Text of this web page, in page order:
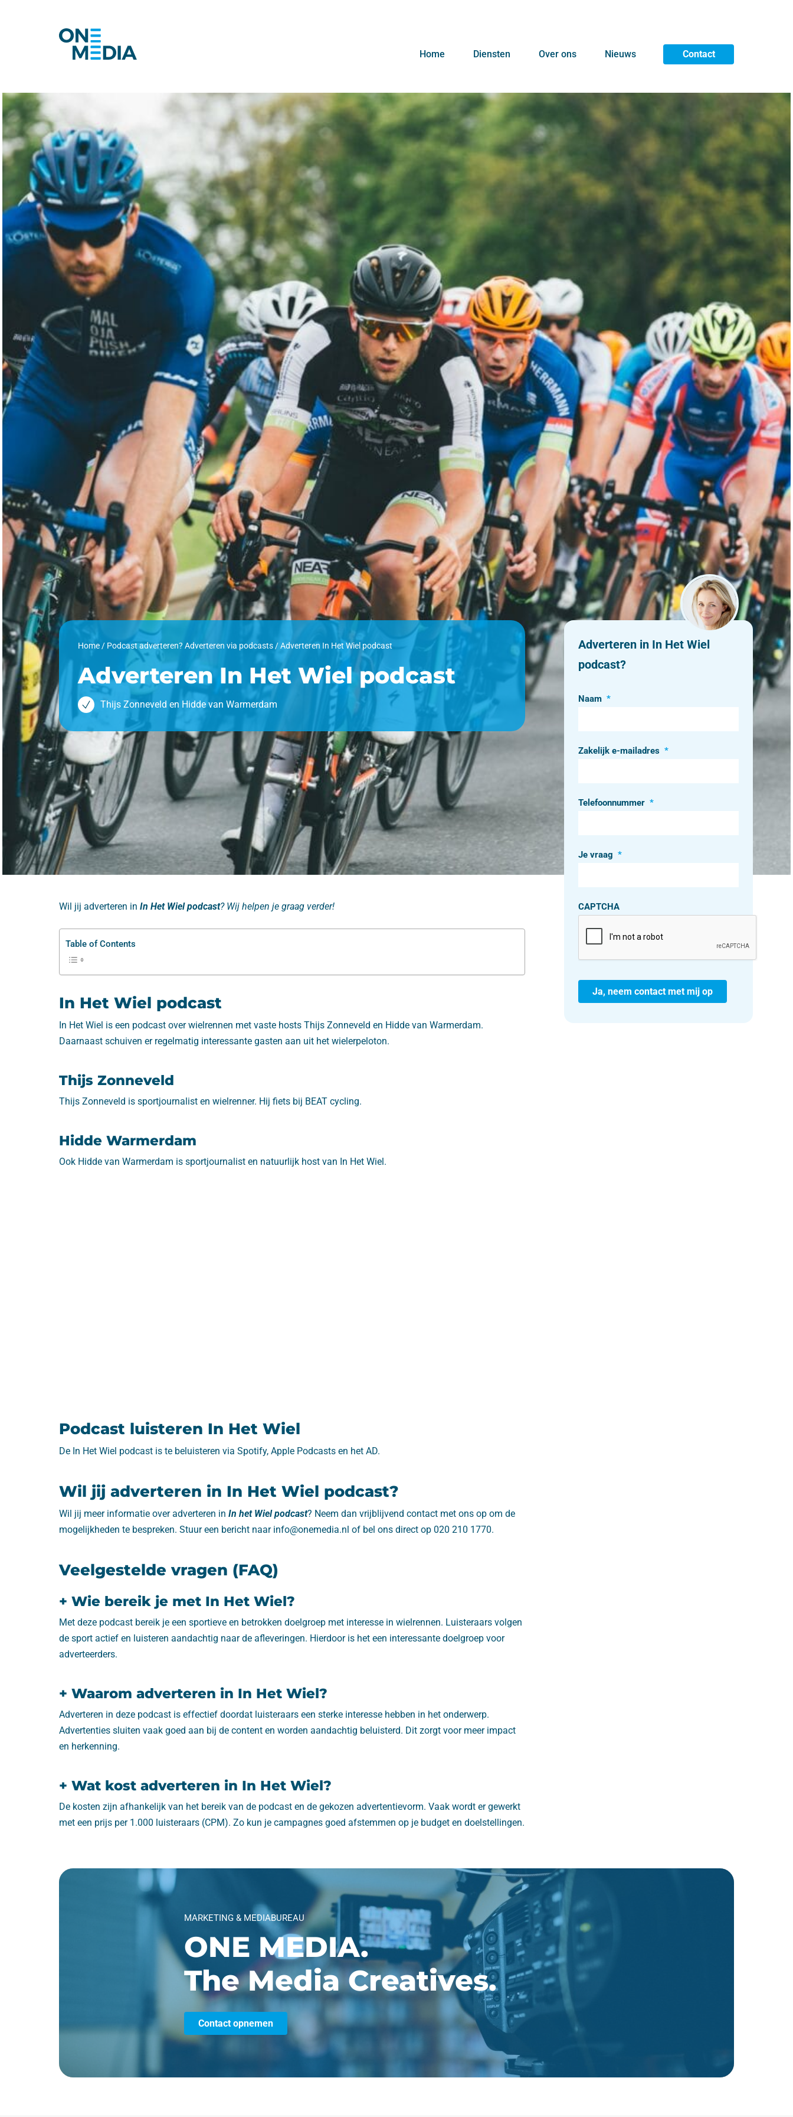
Home Diensten Over ons Nieuws Contact
Home/ Podcast adverteren? Adverteren via podcasts/Adverteren In Het Wiel podcast
Adverteren In Het Wiel podcast
Thijs Zonneveld en Hidde van Warmerdam
Adverteren in In Het Wiel
podcast?
Naam *
Zakelijk e-mailadres *
Telefoonnummer *
Je vraag *
CAPTCHA
Wil jij adverteren in In Het Wiel podcast? Wij helpen je graag verder!
Table of Contents
In Het Wiel podcast
In Het Wiel is een podcast over wielrennen met vaste hosts Thijs Zonneveld en Hidde van Warmerdam.
Daarnaast schuiven er regelmatig interessante gasten aan uit het wielerpeloton.
Thijs Zonneveld
Thijs Zonneveld is sportjournalist en wielrenner. Hij fiets bij BEAT cycling.
Hidde Warmerdam
Ook Hidde van Warmerdam is sportjournalist en natuurlijk host van In Het Wiel.
Podcast luisteren In Het Wiel
De In Het Wiel podcast is te beluisteren via Spotify, Apple Podcasts en het AD.
Wil jij adverteren in In Het Wiel podcast?
Wil jij meer informatie over adverteren in In het Wiel podcast? Neem dan vrijblijvend contact met ons op om de
mogelijkheden te bespreken. Stuur een bericht naar info@onemedia.nl of bel ons direct op 020 210 1770.
Veelgestelde vragen (FAQ)
+ Wie bereik je met In Het Wiel?
Met deze podcast bereik je een sportieve en betrokken doelgroep met interesse in wielrennen. Luisteraars volgen
de sport actief en luisteren aandachtig naar de afleveringen. Hierdoor is het een interessante doelgroep voor
adverteerders.
+ Waarom adverteren in In Het Wiel?
Adverteren in deze podcast is effectief doordat luisteraars een sterke interesse hebben in het onderwerp.
Advertenties sluiten vaak goed aan bij de content en worden aandachtig beluisterd. Dit zorgt voor meer impact
en herkenning.
+ Wat kost adverteren in In Het Wiel?
De kosten zijn afhankelijk van het bereik van de podcast en de gekozen advertentievorm. Vaak wordt er gewerkt
met een prijs per 1.000 luisteraars (CPM). Zo kun je campagnes goed afstemmen op je budget en doelstellingen.
MARKETING & MEDIABUREAU
ONE MEDIA.
The Media Creatives.
Contact opnemen